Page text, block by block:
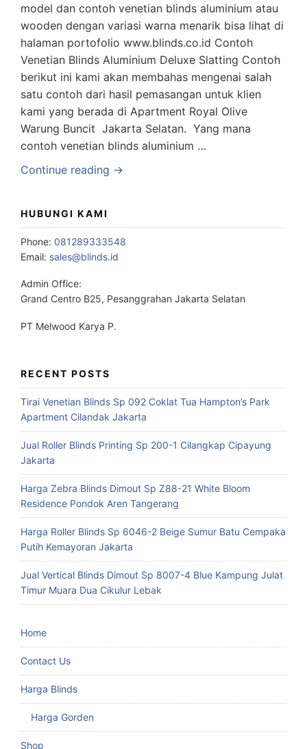
model dan contoh venetian blinds aluminium atau
wooden dengan variasi warna menarik bisa lihat di
halaman portofolio www.blinds.co.id Contoh
Venetian Blinds Aluminium Deluxe Slatting Contoh
berikut ini kami akan membahas mengenai salah
satu contoh dari hasil pemasangan untuk klien
kami yang berada di Apartment Royal Olive
Warung Buncit Jakarta Selatan. Yang mana
contoh venetian blinds aluminium …
Continue reading →
HUBUNGI KAMI
Phone: 081289333548
Email: sales@blinds.id
Admin Office:
Grand Centro B25, Pesanggrahan Jakarta Selatan
PT Melwood Karya P.
RECENT POSTS
Tirai Venetian Blinds Sp 092 Coklat Tua Hampton’s Park
Apartment Cilandak Jakarta
Jual Roller Blinds Printing Sp 200-1 Cilangkap Cipayung
Jakarta
Harga Zebra Blinds Dimout Sp Z88-21 White Bloom
Residence Pondok Aren Tangerang
Harga Roller Blinds Sp 6046-2 Beige Sumur Batu Cempaka
Putih Kemayoran Jakarta
Jual Vertical Blinds Dimout Sp 8007-4 Blue Kampung Julat
Timur Muara Dua Cikulur Lebak
Home
Contact Us
Harga Blinds
Harga Gorden
Shop